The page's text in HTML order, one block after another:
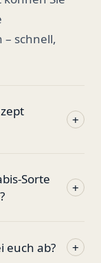
– schnell,
+
Sorte
+
euch ab? +